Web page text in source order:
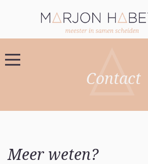
Contact
Meer weten?